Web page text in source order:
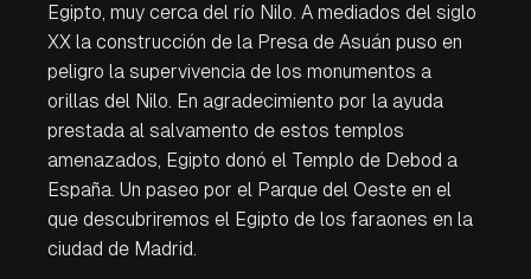
Egipto, muy cerca del río Nilo. A mediados del siglo
XX la construcción de la Presa de Asuán puso en
peligro la supervivencia de los monumentos a
orillas del Nilo. En agradecimiento por la ayuda
prestada al salvamento de estos templos
amenazados, Egipto donó el Templo de Debod a
España. Un paseo por el Parque del Oeste en el
que descubriremos el Egipto de los faraones en la
ciudad de Madrid.